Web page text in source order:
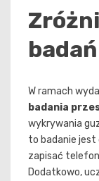
W ramach
badania
wykrywania
to badanie jest
zapisać
Dodatkowo,